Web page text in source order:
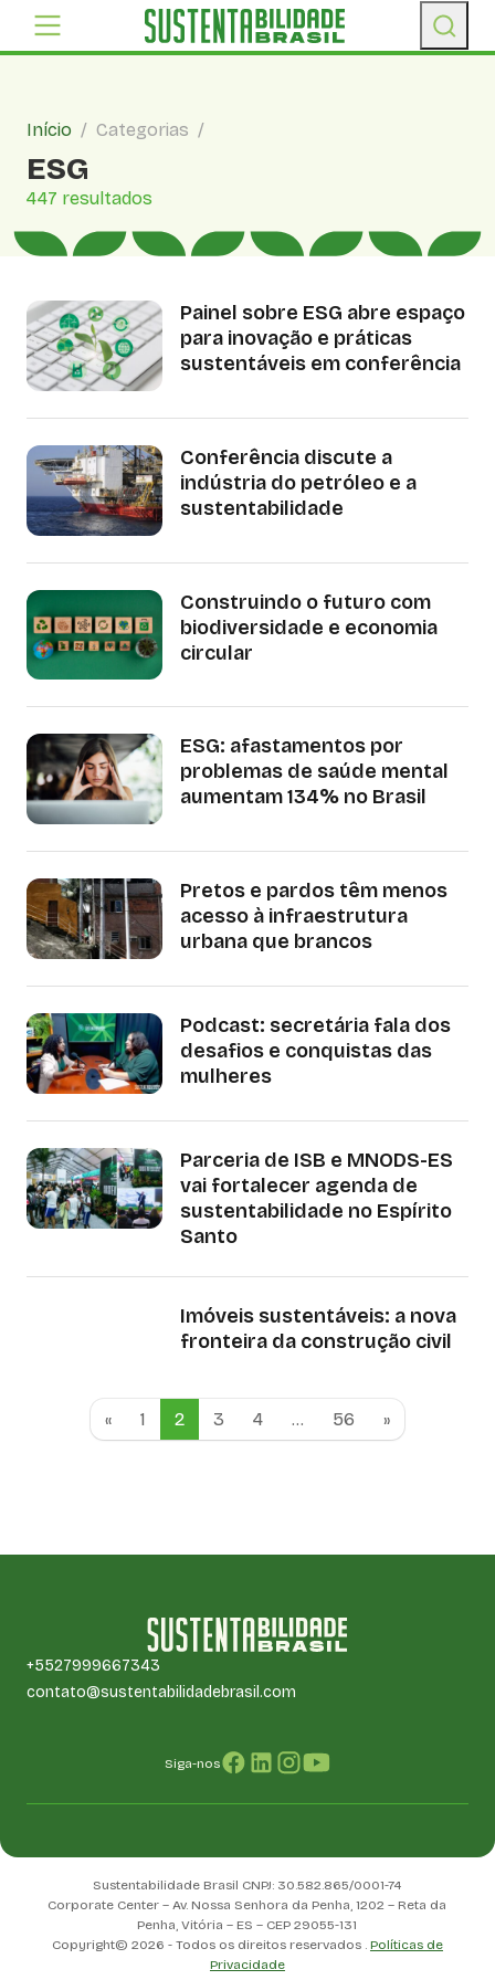
Início / Categorias /
ESG
447 resultados
Painel sobre ESG abre espaço
para inovação e práticas
sustentáveis em conferência
Conferência discute a
indústria do petróleo e a
sustentabilidade
Construindo o futuro com
biodiversidade e economia
circular
ESG: afastamentos por
problemas de saúde mental
aumentam 134% no Brasil
Pretos e pardos têm menos
acesso à infraestrutura
urbana que brancos
Podcast: secretária fala dos
desafios e conquistas das
mulheres
Parceria de ISB e MNODS-ES
vai fortalecer agenda de
sustentabilidade no Espírito
Santo
Imóveis sustentáveis: a nova
fronteira da construção civil
« 1 2 3 4 … 56 »
+5527999667343
contato@sustentabilidadebrasil.com
Siga-nos
Sustentabilidade Brasil CNPJ: 30.582.865/0001-74
Corporate Center – Av. Nossa Senhora da Penha, 1202 – Reta da
Penha, Vitória – ES – CEP 29055-131
Copyright© 2026 - Todos os direitos reservados . Políticas de
Privacidade